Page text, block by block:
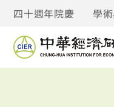
四十週年院慶 學